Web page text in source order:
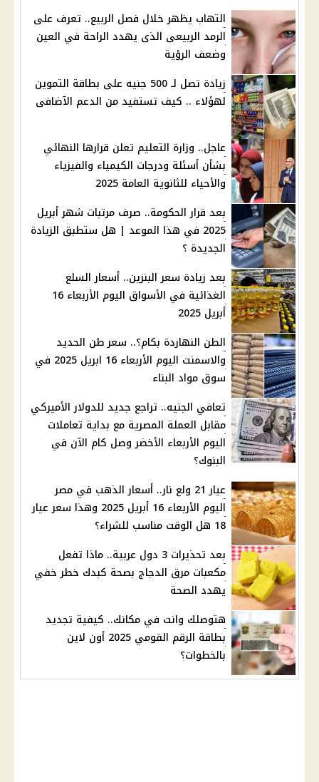
التهاب يظهر خلال فصل الربيع.. تعرف على
الرمد الربيعى الذى يهدد الراحة في العين
وضعف الرؤية
‏زيادة تصل لـ 500 جنيه على بطاقة التموين
لهؤلاء .. كيف تستفيد من الدعم الآضافى
عاجل.. وزارة التعليم تعلن قرارها النهائي
بشأن أسئلة ودرجات الكيمياء والفيزياء
والأحياء للثانوية العامة 2025
بعد قرار الحكومة.. صرف مرتبات شهر أبريل
2025 في هذا الموعد | هل ستطبق الزيادة
الجديدة ؟
بعد زيادة سعر البنزين.. أسعار السلع
الغذائية في الأسواق اليوم الأربعاء 16
أبريل 2025
الطن النهاردة بكام؟.. سعر طن الحديد
والاسمنت اليوم الأربعاء 16 ابريل 2025 في
سوق مواد البناء
تعافي الجنيه.. تراجع جديد للدولار الأميركي
مقابل العملة المصرية مع بداية تعاملات
اليوم الأربعاء الأخضر وصل كام الآن في
البنوك؟
عيار 21 ولع نار.. أسعار الذهب في مصر
اليوم الأربعاء 16 أبريل 2025 وهذا سعر عيار
18 هل الوقت مناسب للشراء؟
بعد تحذيرات 3 دول عربية.. ماذا تفعل
مكعبات مرق الدجاج بصحة كبدك خطر خفي
يهدد الصحة
هتوصلك وانت في مكانك.. كيفية تجديد
بطاقة الرقم القومي 2025 أون لاين
بالخطوات؟